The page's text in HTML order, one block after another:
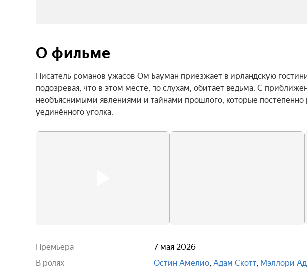
О фильме
Писатель романов ужасов Ом Бауман приезжает в ирландскую
подозревая, что в этом месте, по слухам, обитает ведьма. С
необъяснимыми явлениями и тайнами прошлого, которые
уединённого уголка.
Премьера
7 мая 2026
В ролях
Остин Амелио, Адам Скотт, Мэллори